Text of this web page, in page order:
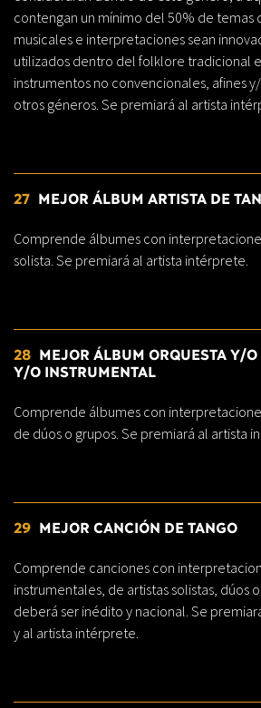
contengan un mínimo del 50% de temas
musicales e interpretaciones sean
utilizados dentro del folklore tradicional
instrumentos no convencionales, afines
otros géneros. Se premiará al artista
27 MEJOR ÁLBUM ARTISTA DE
Comprende álbumes con
solista. Se premiará al artista intérprete.
28 MEJOR ÁLBUM ORQUESTA Y/
Y/O INSTRUMENTAL
Comprende álbumes con
de dúos o grupos. Se premiará al artista
29 MEJOR CANCIÓN DE TANGO
Comprende canciones con
instrumentales, de artistas solistas, dúos
deberá ser inédito y nacional. Se
y al artista intérprete.